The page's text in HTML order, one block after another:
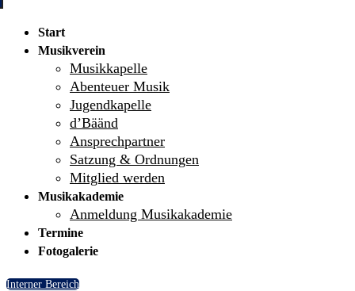
Start
Musikverein
Musikkapelle
Abenteuer Musik
Jugendkapelle
d’Bäänd
Ansprechpartner
Satzung & Ordnungen
Mitglied werden
Musikakademie
Anmeldung Musikakademie
Termine
Fotogalerie
Interner Bereich